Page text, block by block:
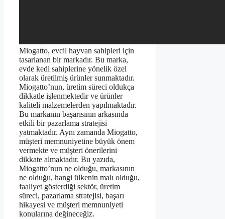
Miogatto, evcil hayvan sahipleri için
tasarlanan bir markadır. Bu marka,
evde kedi sahiplerine yönelik özel
olarak üretilmiş ürünler sunmaktadır.
Miogatto’nun, üretim süreci oldukça
dikkatle işlenmektedir ve ürünler
kaliteli malzemelerden yapılmaktadır.
Bu markanın başarısının arkasında
etkili bir pazarlama stratejisi
yatmaktadır. Aynı zamanda Miogatto,
müşteri memnuniyetine büyük önem
vermekte ve müşteri önerilerini
dikkate almaktadır. Bu yazıda,
Miogatto’nun ne olduğu, markasının
ne olduğu, hangi ülkenin malı olduğu,
faaliyet gösterdiği sektör, üretim
süreci, pazarlama stratejisi, başarı
hikayesi ve müşteri memnuniyeti
konularına değineceğiz.